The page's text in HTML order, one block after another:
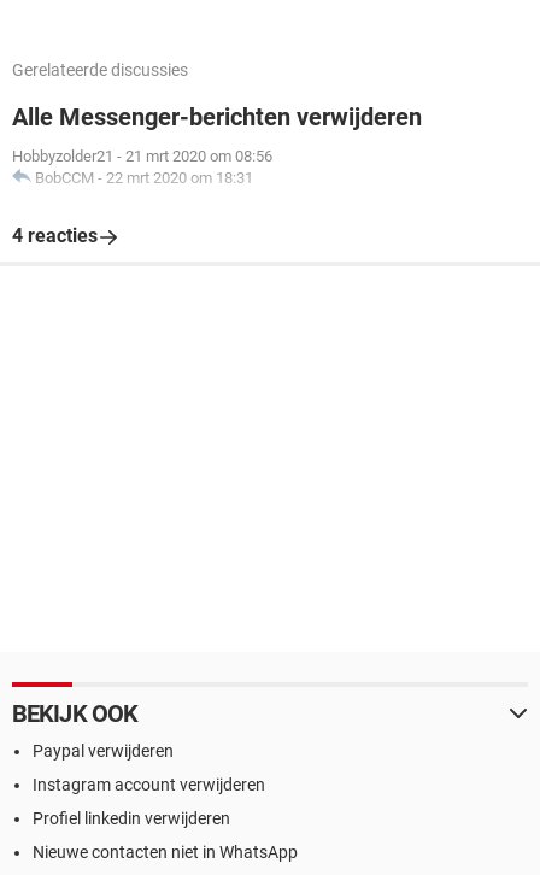
Gerelateerde discussies
Alle Messenger-berichten verwijderen
Hobbyzolder21 - 21 mrt 2020 om 08:56
BobCCM - 22 mrt 2020 om 18:31
4 reacties
BEKIJK OOK
Paypal verwijderen
Instagram account verwijderen
Profiel linkedin verwijderen
Nieuwe contacten niet in WhatsApp